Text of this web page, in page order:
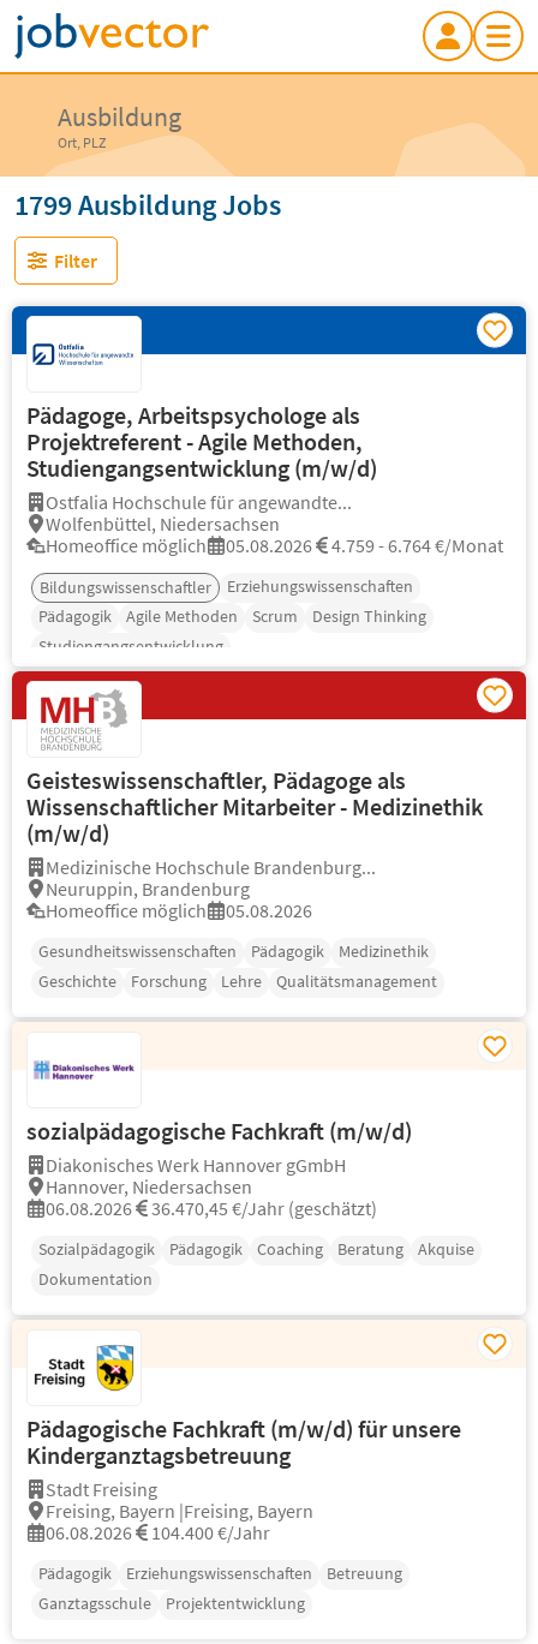
Ausbildung
Ort, PLZ
1799 Ausbildung Jobs
Filter
Pädagoge, Arbeitspsychologe als
Projektreferent - Agile Methoden,
Studiengangsentwicklung (m/w/d)
Ostfalia Hochschule für angewandte...
Wolfenbüttel, Niedersachsen
Homeoffice möglich
05.08.2026 4.759 - 6.764 €/Monat
Bildungswissenschaftler
Erziehungswissenschaften
Pädagogik
Agile Methoden Scrum
Design Thinking
Studiengangsentwicklung
Geisteswissenschaftler, Pädagoge als
Wissenschaftlicher Mitarbeiter - Medizinethik
(m/w/d)
Medizinische Hochschule Brandenburg...
Neuruppin, Brandenburg
Homeoffice möglich
05.08.2026
Gesundheitswissenschaften Pädagogik
Medizinethik
Geschichte
Forschung Lehre Qualitätsmanagement
sozialpädagogische Fachkraft (m/w/d)
Diakonisches Werk Hannover gGmbH
Hannover, Niedersachsen
06.08.2026
36.470,45 €/Jahr (geschätzt)
Sozialpädagogik Pädagogik Coaching Beratung
Akquise
Dokumentation
Pädagogische Fachkraft (m/w/d) für unsere
Kinderganztagsbetreuung
Stadt Freising
Freising, Bayern |Freising, Bayern
06.08.2026
104.400 €/Jahr
Pädagogik Erziehungswissenschaften
Betreuung
Ganztagsschule
Projektentwicklung